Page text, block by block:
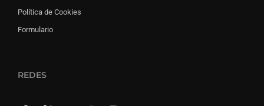
Política de Cookies
Formulario
REDES